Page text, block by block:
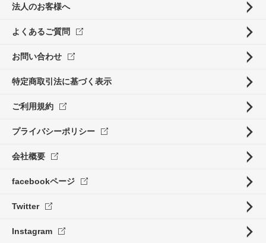
法人のお客様へ
よくあるご質問
お問い合わせ
特定商取引法に基づく表示
ご利用規約
プライバシーポリシー
会社概要
facebookページ
Twitter
Instagram